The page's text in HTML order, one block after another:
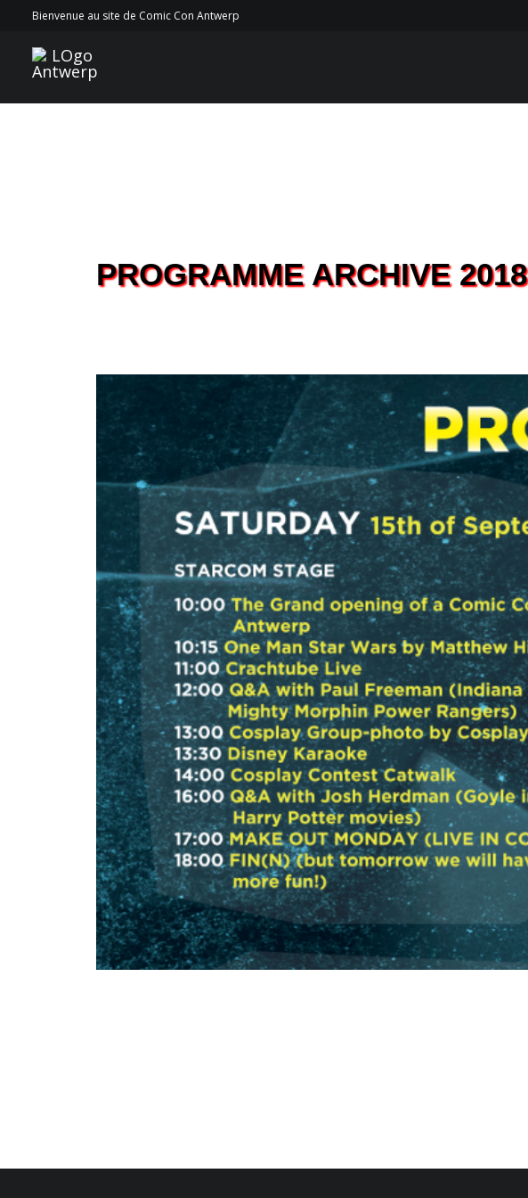
Bienvenue au site de Comic Con Antwerp
PROGRAMME ARCHIVE 2018